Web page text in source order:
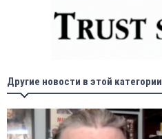
Другие новости в этой категории